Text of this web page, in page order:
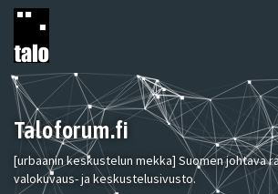
Taloforum.fi
[urbaanin keskustelun mekka] Suomen johtava
valokuvaus- ja keskustelusivusto.